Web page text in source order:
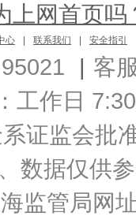
上网首页吗
心 联系我们 安全指引
| 客
工作日
证监会批
数据仅供
监管局网